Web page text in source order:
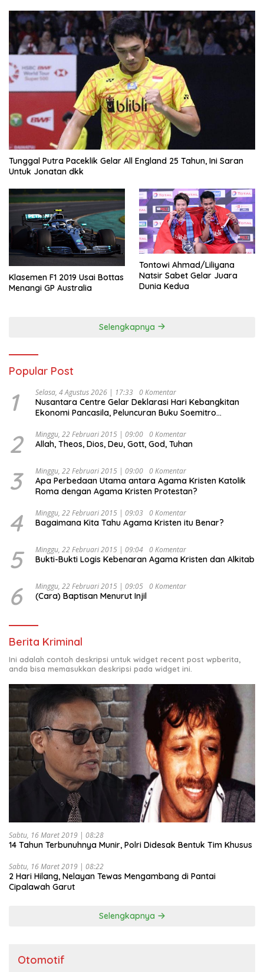
Tunggal Putra Paceklik Gelar All England 25 Tahun, Ini Saran
Untuk Jonatan dkk
Klasemen F1 2019 Usai Bottas
Menangi GP Australia
Tontowi Ahmad/Liliyana
Natsir Sabet Gelar Juara
Dunia Kedua
Selengkapnya
Popular Post
1 Selasa, 4 Agustus 2026 | 17:33 0 Komentar
Nusantara Centre Gelar Deklarasi Hari Kebangkitan
Ekonomi Pancasila, Peluncuran Buku Soemitro
Ekonomi Politik Indonesia) & Simposium Nasional
“Urgensi Undang-Undang Perekonomian Nasional dan
Indonesia Emas 2045”,
2 Minggu, 22 Februari 2015 | 09:00 0 Komentar
Allah, Theos, Dios, Deu, Gott, God, Tuhan
3 Minggu, 22 Februari 2015 | 09:00 0 Komentar
Apa Perbedaan Utama antara Agama Kristen Katolik
Roma dengan Agama Kristen Protestan?
4 Minggu, 22 Februari 2015 | 09:03 0 Komentar
Bagaimana Kita Tahu Agama Kristen itu Benar?
5 Minggu, 22 Februari 2015 | 09:04 0 Komentar
Bukti-Bukti Logis Kebenaran Agama Kristen dan Alkitab
6 Minggu, 22 Februari 2015 | 09:05 0 Komentar
(Cara) Baptisan Menurut Injil
Berita Kriminal
Ini adalah contoh deskripsi untuk widget recent post wpberita,
anda bisa memasukkan deskripsi pada widget ini.
Sabtu, 16 Maret 2019 | 08:28
14 Tahun Terbunuhnya Munir, Polri Didesak Bentuk Tim Khusus
Sabtu, 16 Maret 2019 | 08:22
2 Hari Hilang, Nelayan Tewas Mengambang di Pantai
Cipalawah Garut
Selengkapnya
Otomotif